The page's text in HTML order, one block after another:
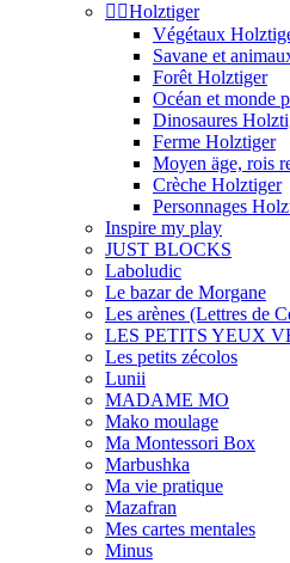
 Holztiger
Végétaux
Savane et
Forêt Holztiger
Océan et monde
Dinosaures
Ferme Holztiger
Moyen äge, rois
Crèche Holztiger
Personnages
Inspire my play
JUST BLOCKS
Laboludic
Le bazar de Morgane
Les arènes (Lettres de
LES PETITS YEUX
Les petits zécolos
Lunii
MADAME MO
Mako moulage
Ma Montessori Box
Marbushka
Ma vie pratique
Mazafran
Mes cartes mentales
Minus